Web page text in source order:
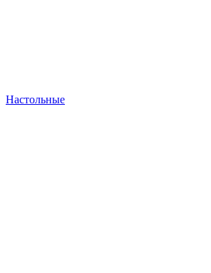
Настольные